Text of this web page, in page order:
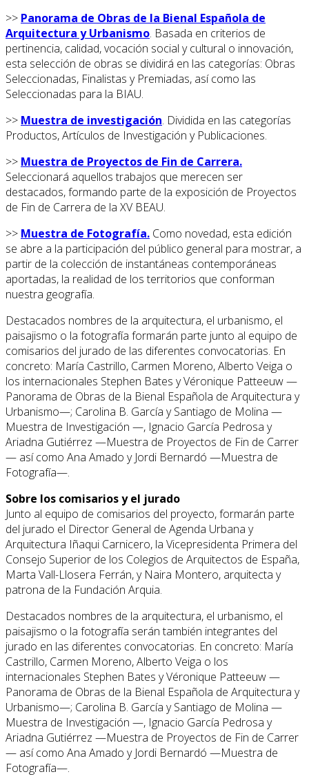
>> Panorama de Obras de la Bienal Española de
Arquitectura y Urbanismo. Basada en criterios de
pertinencia, calidad, vocación social y cultural o innovación,
esta selección de obras se dividirá en las categorías: Obras
Seleccionadas, Finalistas y Premiadas, así como las
Seleccionadas para la BIAU.
>> Muestra de investigación. Dividida en las categorías
Productos, Artículos de Investigación y Publicaciones.
>> Muestra de Proyectos de Fin de Carrera.
Seleccionará aquellos trabajos que merecen ser
destacados, formando parte de la exposición de Proyectos
de Fin de Carrera de la XV BEAU.
>> Muestra de Fotografía. Como novedad, esta edición
se abre a la participación del público general para mostrar, a
partir de la colección de instantáneas contemporáneas
aportadas, la realidad de los territorios que conforman
nuestra geografía.
Destacados nombres de la arquitectura, el urbanismo, el
paisajismo o la fotografía formarán parte junto al equipo de
comisarios del jurado de las diferentes convocatorias. En
concreto: María Castrillo, Carmen Moreno, Alberto Veiga o
los internacionales Stephen Bates y Véronique Patteeuw —
Panorama de Obras de la Bienal Española de Arquitectura y
Urbanismo—; Carolina B. García y Santiago de Molina —
Muestra de Investigación —, Ignacio García Pedrosa y
Ariadna Gutiérrez —Muestra de Proyectos de Fin de Carrer
— así como Ana Amado y Jordi Bernardó —Muestra de
Fotografía—.
Sobre los comisarios y el jurado
Junto al equipo de comisarios del proyecto, formarán parte
del jurado el Director General de Agenda Urbana y
Arquitectura Iñaqui Carnicero, la Vicepresidenta Primera del
Consejo Superior de los Colegios de Arquitectos de España,
Marta Vall-Llosera Ferrán, y Naira Montero, arquitecta y
patrona de la Fundación Arquia.
Destacados nombres de la arquitectura, el urbanismo, el
paisajismo o la fotografía serán también integrantes del
jurado en las diferentes convocatorias. En concreto: María
Castrillo, Carmen Moreno, Alberto Veiga o los
internacionales Stephen Bates y Véronique Patteeuw —
Panorama de Obras de la Bienal Española de Arquitectura y
Urbanismo—; Carolina B. García y Santiago de Molina —
Muestra de Investigación —, Ignacio García Pedrosa y
Ariadna Gutiérrez —Muestra de Proyectos de Fin de Carrer
— así como Ana Amado y Jordi Bernardó —Muestra de
Fotografía—.